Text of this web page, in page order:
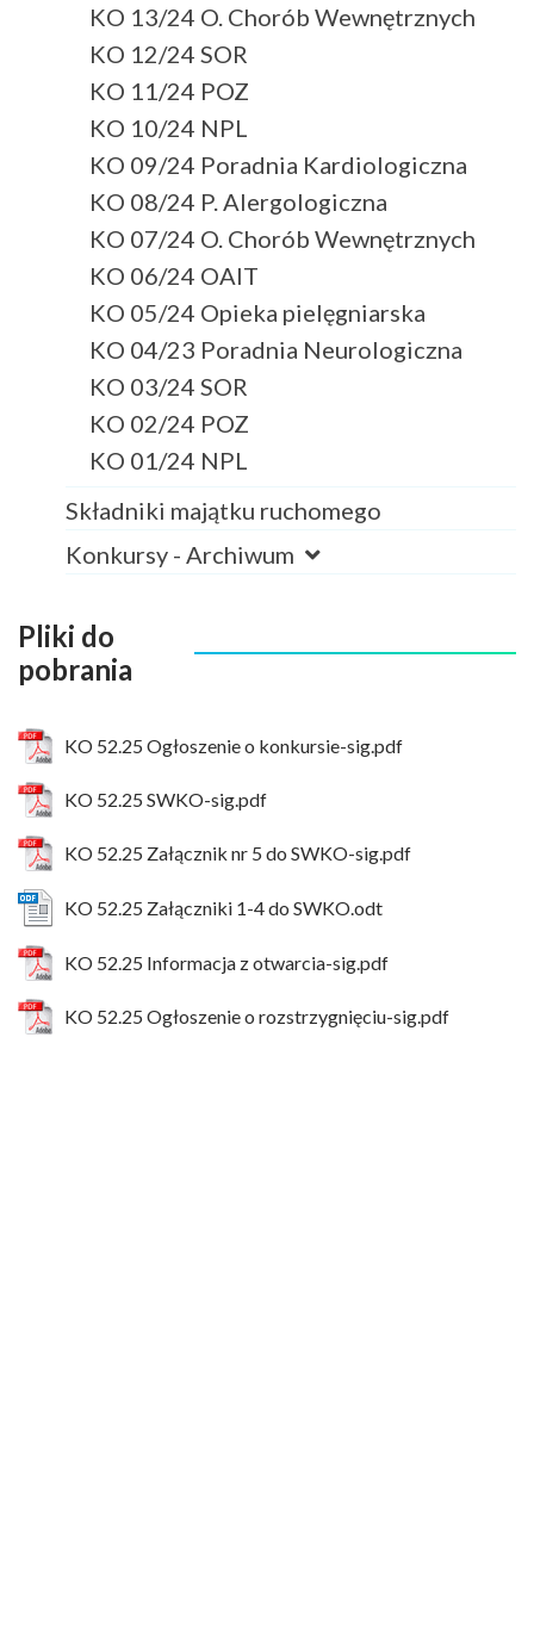
KO 13/24 O. Chorób Wewnętrznych
KO 12/24 SOR
KO 11/24 POZ
KO 10/24 NPL
KO 09/24 Poradnia Kardiologiczna
KO 08/24 P. Alergologiczna
KO 07/24 O. Chorób Wewnętrznych
KO 06/24 OAIT
KO 05/24 Opieka pielęgniarska
KO 04/23 Poradnia Neurologiczna
KO 03/24 SOR
KO 02/24 POZ
KO 01/24 NPL
Składniki majątku ruchomego
Konkursy - Archiwum
Pliki do
pobrania
KO 52.25 Ogłoszenie o konkursie-sig.pdf
KO 52.25 SWKO-sig.pdf
KO 52.25 Załącznik nr 5 do SWKO-sig.pdf
KO 52.25 Załączniki 1-4 do SWKO.odt
KO 52.25 Informacja z otwarcia-sig.pdf
KO 52.25 Ogłoszenie o rozstrzygnięciu-sig.pdf